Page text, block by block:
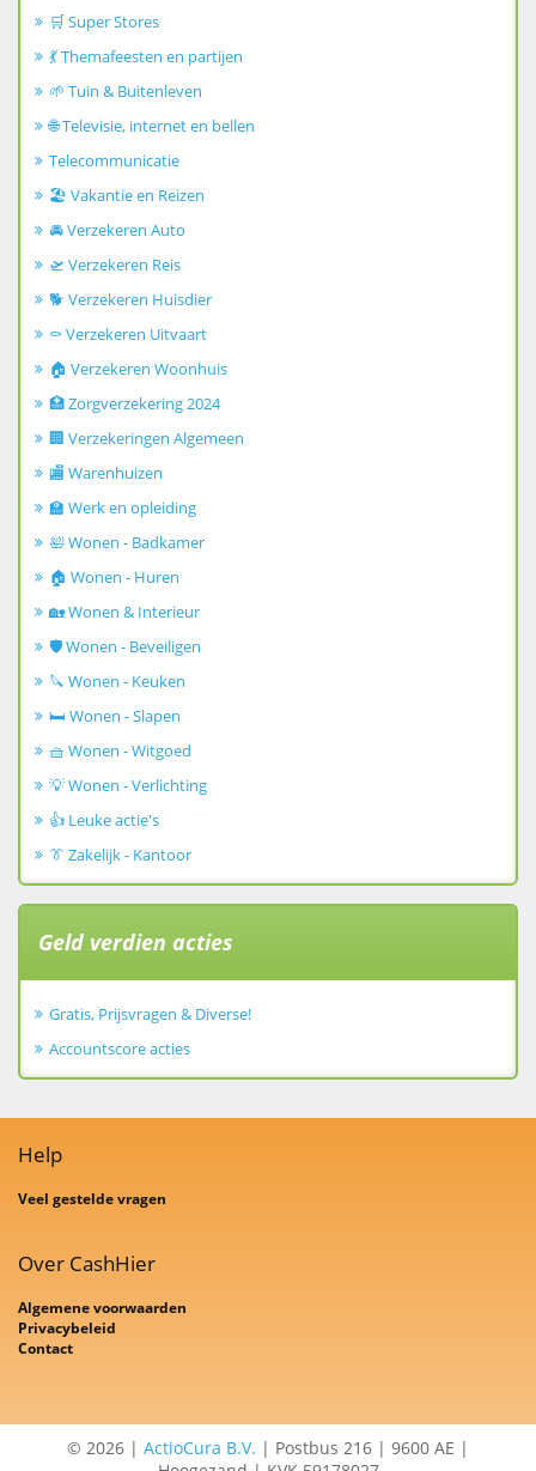
🛒 Super Stores
💃 Themafeesten en partijen
🌱 Tuin & Buitenleven
🌐 Televisie, internet en bellen
Telecommunicatie
🏖️ Vakantie en Reizen
🚘 Verzekeren Auto
🛫 Verzekeren Reis
🐕 Verzekeren Huisdier
⚰️ Verzekeren Uitvaart
🏠 Verzekeren Woonhuis
🏥 Zorgverzekering 2024
🏢 Verzekeringen Algemeen
🏬 Warenhuizen
🏫 Werk en opleiding
🛀 Wonen - Badkamer
🏠 Wonen - Huren
🏡 Wonen & Interieur
🛡️ Wonen - Beveiligen
🔪 Wonen - Keuken
🛏️ Wonen - Slapen
🧺 Wonen - Witgoed
💡 Wonen - Verlichting
👍 Leuke actie's
👔 Zakelijk - Kantoor
Geld verdien acties
Gratis, Prijsvragen & Diverse!
Accountscore acties
Help
Veel gestelde vragen
Over CashHier
Algemene voorwaarden
Privacybeleid
Contact
© 2026 | ActioCura B.V. | Postbus 216 | 9600 AE |